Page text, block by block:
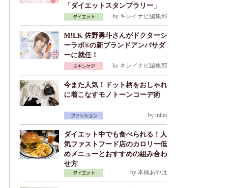
「ダイエットスタンプラリー」
by キレイナビ編集部
M!LK 佐野勇斗さんがドクターシ
ーラボ®の新ブランドアンバサダ
ーに就任！
by キレイナビ編集部
今また人気！ドット柄をおしゃれ
に着こなすモノトーンコーデ術
by miho
ダイエット中でも食べられる！人
気ファストフード店のカロリー低
めメニューとおすすめの組み合わ
せ方
by 本橋あやは